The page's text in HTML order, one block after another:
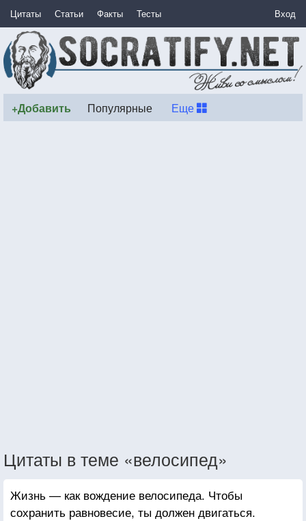
Цитаты Статьи Факты Тесты Вход
+Добавить Популярные Еще
Цитаты в теме «велосипед»
Жизнь — как вождение велосипеда. Чтобы
сохранить равновесие, ты должен двигаться.